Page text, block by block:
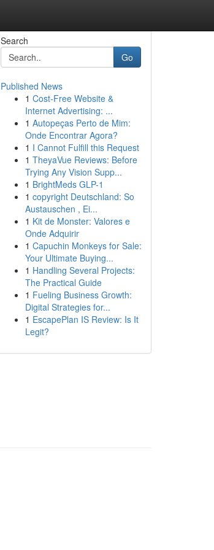
Search
Go
Published News
1 Cost-Free Website &
Internet Advertising: ...
1 Autopeças Perto de Mim:
Onde Encontrar Agora?
1 I Cannot Fulfill this Request
1 TheyaVue Reviews: Before
Trying Any Vision Supp...
1 BrightMeds GLP-1
1 copyright Deutschland: So
Austauschen , Ei...
1 Kit de Monster: Valores e
Onde Adquirir
1 Capuchin Monkeys for Sale:
Your Ultimate Buying...
1 Handling Several Projects:
The Practical Guide
1 Fueling Business Growth:
Digital Strategies for...
1 EscapePlan IS Review: Is It
Legit?